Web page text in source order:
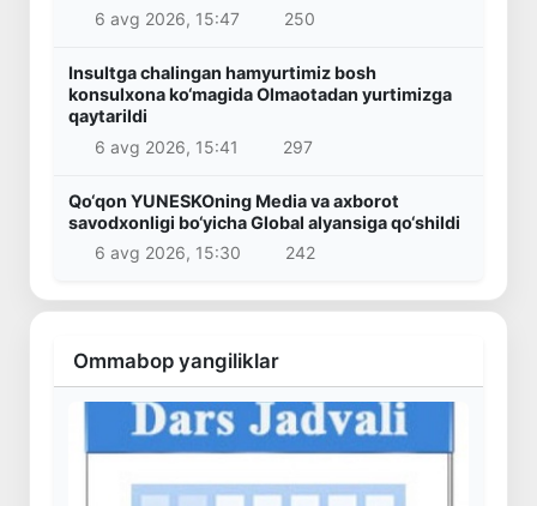
6 avg 2026, 15:47
250
Insultga chalingan hamyurtimiz bosh
konsulxona ko‘magida Olmaotadan yurtimizga
qaytarildi
6 avg 2026, 15:41
297
Qo‘qon YUNESKOning Media va axborot
savodxonligi bo‘yicha Global alyansiga qo‘shildi
6 avg 2026, 15:30
242
Ommabop yangiliklar